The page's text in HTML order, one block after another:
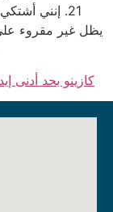
21. إنني
كازينو بحد أدنى إيداع 5 درهم: صكّ الواقع المزعج